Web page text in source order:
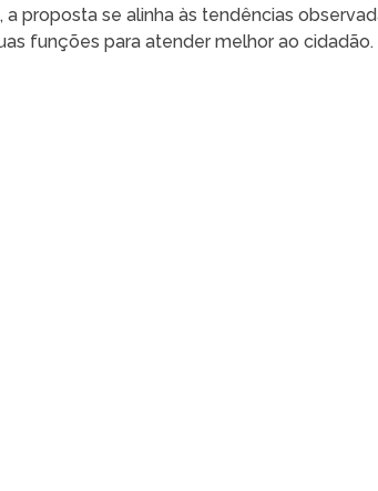
proposta se alinha às tendências
funções para atender melhor ao cidadão.